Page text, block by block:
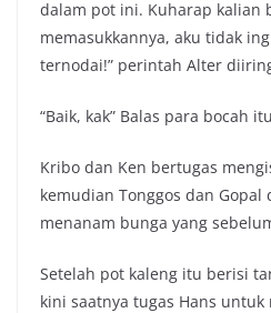
dalam pot ini. Kuharap kalian
memasukkannya, aku tidak
ternodai!” perintah Alter
“Baik, kak” Balas para bocah
Kribo dan Ken bertugas
kemudian Tonggos dan
menanam bunga yang
Setelah pot kaleng itu berisi
kini saatnya tugas Hans